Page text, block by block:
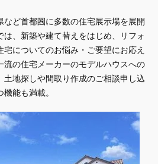
など首都圏に多数の住宅展示場を展開
、新築や建て替えをはじめ、リフォ
についてのお悩み・ご要望にお応え
流の住宅メーカーのモデルハウスへの
土地探しや間取り作成のご相談申し込
能も満載。